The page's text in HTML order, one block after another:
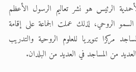
الرئيس هو نشر تعاليم الرسول الأعظم
السمو الروحي، لذلك عملت الجماعة على إقامة
مركزا تنويريا للعلوم الروحية والتدريب
من المساجد في العديد من البلدان.